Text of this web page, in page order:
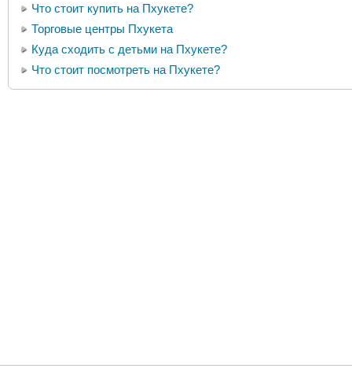
Что стоит купить на Пхукете?
Торговые центры Пхукета
Куда сходить с детьми на Пхукете?
Что стоит посмотреть на Пхукете?